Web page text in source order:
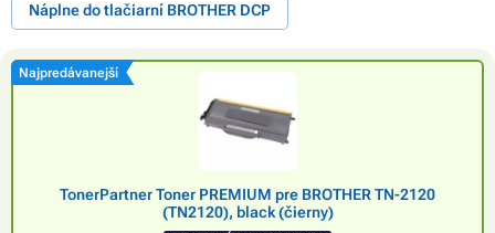
Náplne do tlačiarní BROTHER DCP
Najpredávanejší
TonerPartner Toner PREMIUM pre BROTHER TN-2120
(TN2120), black (čierny)